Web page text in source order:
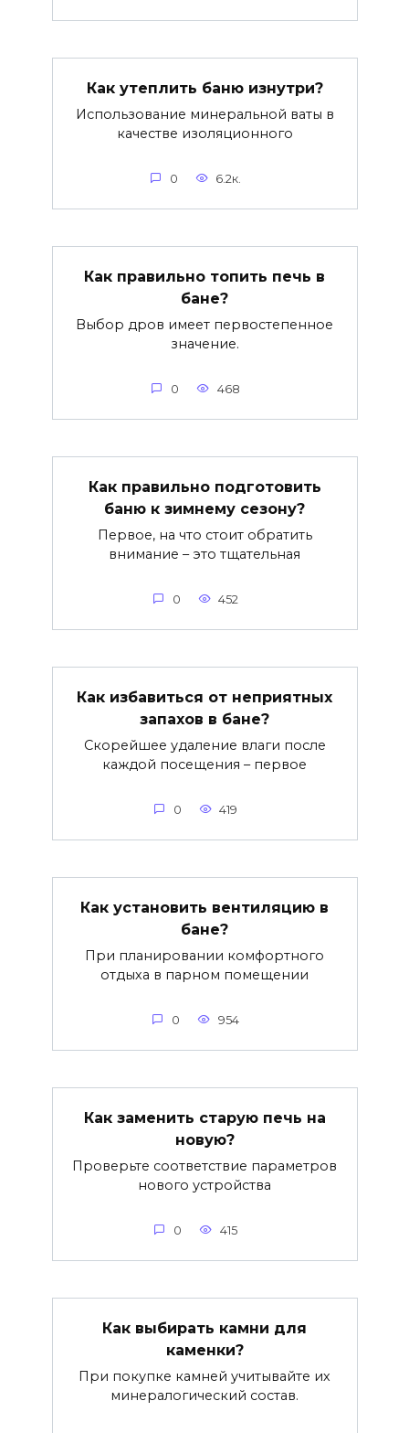
Как утеплить баню изнутри?
Использование минеральной ваты в
качестве изоляционного
0 6.2к.
Как правильно топить печь в
бане?
Выбор дров имеет первостепенное
значение.
0 468
Как правильно подготовить
баню к зимнему сезону?
Первое, на что стоит обратить
внимание – это тщательная
0 452
Как избавиться от неприятных
запахов в бане?
Скорейшее удаление влаги после
каждой посещения – первое
0 419
Как установить вентиляцию в
бане?
При планировании комфортного
отдыха в парном помещении
0 954
Как заменить старую печь на
новую?
Проверьте соответствие параметров
нового устройства
0 415
Как выбирать камни для
каменки?
При покупке камней учитывайте их
минералогический состав.